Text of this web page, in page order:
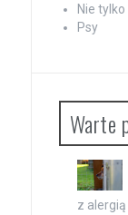
Nie
Psy
Warte
z alergią